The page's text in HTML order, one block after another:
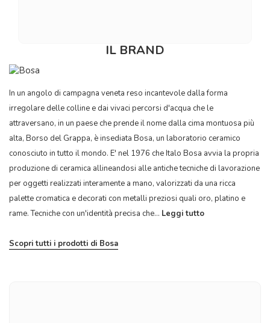
IL BRAND
In un angolo di campagna veneta reso incantevole dalla forma
irregolare delle colline e dai vivaci percorsi d'acqua che le
attraversano, in un paese che prende il nome dalla cima montuosa più
alta, Borso del Grappa, è insediata Bosa, un laboratorio ceramico
conosciuto in tutto il mondo. E' nel 1976 che Italo Bosa avvia la propria
produzione di ceramica allineandosi alle antiche tecniche di lavorazione
per oggetti realizzati interamente a mano, valorizzati da una ricca
palette cromatica e decorati con metalli preziosi quali oro, platino e
rame. Tecniche con un'identità precisa che... Leggi tutto
Scopri tutti i prodotti di Bosa